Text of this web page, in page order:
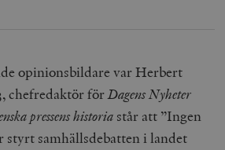
opinionsbildare varHerbert
chefredaktör förDagens Nyheter
pressens historia står att ”Ingen
styrt samhällsdebatten i landet